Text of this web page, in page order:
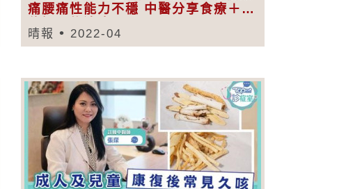
痛腰痛性能力不穩 中醫分享食療＋穴
晴報 2022-04